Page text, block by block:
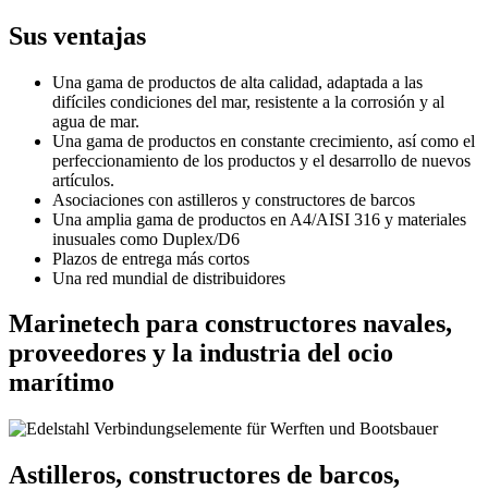
Sus ventajas
Una gama de productos de alta calidad, adaptada a las
difíciles condiciones del mar, resistente a la corrosión y al
agua de mar.
Una gama de productos en constante crecimiento, así como el
perfeccionamiento de los productos y el desarrollo de nuevos
artículos.
Asociaciones con astilleros y constructores de barcos
Una amplia gama de productos en A4/AISI 316 y materiales
inusuales como Duplex/D6
Plazos de entrega más cortos
Una red mundial de distribuidores
Marinetech para constructores navales,
proveedores y la industria del ocio
marítimo
Astilleros, constructores de barcos,